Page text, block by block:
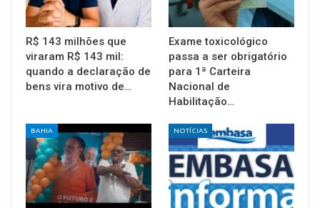
R$ 143 milhões que
viraram R$ 143 mil:
quando a declaração de
bens vira motivo de…
Exame toxicológico
passa a ser obrigatório
para 1ª Carteira
Nacional de
Habilitação…
BAHIA NOTÍCIAS